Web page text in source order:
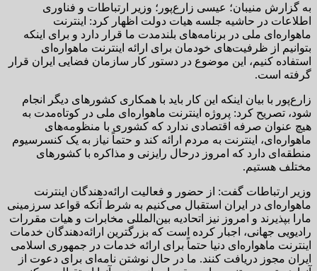
به گزارش منیبان؛ عیسی زارع‌پور؛ وزیر ارتباطات و فناوری
اطلاعات در حاشیه جلسه هیات دولت اظهار کرد: اینترنت
ماهواره‌ای ملی در برنامه‌های بلندمدت ما قرار دارد و برای اینکه
بتوانیم از ظرفیت‌های خودمان برای ارائه اینترنت ماهواره‌ای
استفاده کنیم، این موضوع در دستور کار سازمان فضایی ایران قرار
گرفته است.
زارع‌پور با بیان اینکه این کار باید با همکاری کشورهای دیگر انجام
شود، تصریح کرد: پروژه اینترنت ماهواره‌ای ملی در کوتاه‌مدت به
هیچ عنوان صرفه اقتصادی ندارد که کشوری با منظومه‌های
ماهواره‌ای، اینترنت به مردم ارائه کند و حتماً نیاز به یک کنسرسیوم
منطقه‌ای دارد که امروز درحال رایزنی و مذاکره با کشورهای
مختلف هستیم.
وزیر ارتباطات گفت: از حضور و فعالیت ارائه‌دهندگان اینترنت
ماهواره‌ای در ایران استقبال می‌کنیم به شرط آنکه قواعد سرزمینی
مارا بپذیرند و امروز نیز اتحادیه بین‌المللی مخابرات و هیات مقررات
رادیویی جهانی، اجبار کرده است که بزرگترین ارائه‌دهندگان خدمات
اینترنت ماهواره‌ای دنیا حتماً برای ارائه خدمات در جمهوری اسلامی
ایران مجوز دریافت کنند. ما در حال نوشتن نامه‌ای برای دعوت از